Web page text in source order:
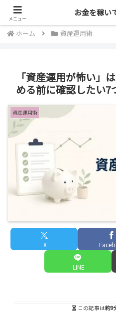
投資・暗号資
ホーム 資産運用術
「資産運用が怖い」
める前に確認したい7
資産運用術
X
LINE
この記事は約9
メニュー
お金を稼い